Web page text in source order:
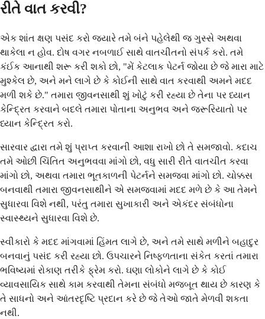
રીતે વાત કરવી?
એક શાંત ક્ષણ પસંદ કરો જ્યારે તમે બંને પહેલેથી જ ગુસ્સે અથવા
થાકેલા ન હોવ. દોષ વગર નબળાઈ સાથે વાતચીતનો સંપર્ક કરો. તમે
કંઈક આનાથી શરૂ કરી શકો છો, "મેં કેટલાક પેટર્ન જોયા છે જે મારા માટે
મુશ્કેલ છે, અને મને લાગે છે કે કોઈની સાથે વાત કરવાથી અમને મદદ
મળી શકે છે." તમારા જીવનસાથી શું ખોટું કરી રહ્યા છે તેના પર ધ્યાન
કેન્દ્રિત કરવાને બદલે તમારા પોતાના અનુભવ અને જરૂરિયાતો પર
ધ્યાન કેન્દ્રિત કરો.
સારવાર દ્વારા તમે શું પ્રાપ્ત કરવાની આશા રાખો છો તે સમજાવો. કદાચ
તમે ઓછી ચિંતિત અનુભવવા માંગો છો, વધુ સારી રીતે વાતચીત કરવા
માંગો છો, અથવા તમારા ભૂતકાળની પેટર્નને સમજવા માંગો છો. ચોક્કસ
બનવાથી તમારા જીવનસાથીને એ સમજવામાં મદદ મળે છે કે આ તેમને
સુધારવા વિશે નથી, પરંતુ તમારા સુખાકારી અને એકંદર સંબંધોના
સ્વાસ્થ્યને સુધારવા વિશે છે.
સ્વીકારો કે મદદ માંગવામાં હિંમત લાગે છે, અને તમે સાથે મળીને બહાદુર
બનવાનું પસંદ કરી રહ્યા છો. ઉપચારને નિષ્ફળતાના સંકેત કરતાં તમારા
ભવિષ્યમાં રોકાણ તરીકે ફ્રેમ કરો. ઘણા લોકોને લાગે છે કે કોઈ
વ્યાવસાયિક સાથે કામ કરવાથી તેમના સંબંધો મજબૂત થાય છે કારણ કે
તે સાધનો અને આંતરદૃષ્ટિ પ્રદાન કરે છે જે તેઓ જાતે મેળવી શકતા
નથી.